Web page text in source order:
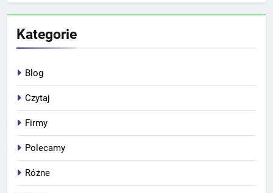
Kategorie
Blog
Czytaj
Firmy
Polecamy
Różne